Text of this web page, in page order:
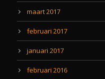
maart 2017
februari 2017
januari 2017
februari 2016